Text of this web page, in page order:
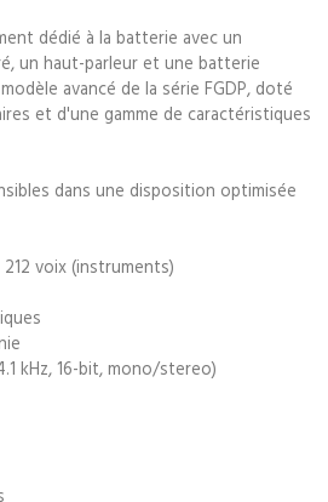
dédié à la batterie avec un
un haut-parleur et une batterie
avancé de la série FGDP, doté
et d'une gamme de caractéristiques
dans une disposition optimisée
voix (instruments)
kHz, 16-bit, mono/stereo)